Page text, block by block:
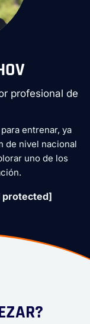
profesional de
entrenar, ya
de nivel nacional
uno de los
protected]